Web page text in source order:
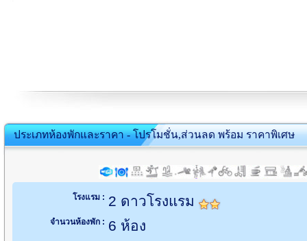
ประเภทห้องพักและราคา - โปรโมชั่น,ส่วนลด พร้อม ราคาพิเศษ
โรงแรม : 2 ดาวโรงแรม
จำนวนห้องพัก : 6 ห้อง